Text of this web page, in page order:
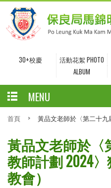
30+校慶
活動花絮 PHOTO
ALBUM
MENU
首頁 > 黃品文老師於〈第二十九
黃品文老師於〈
教師計劃 2024
教會）